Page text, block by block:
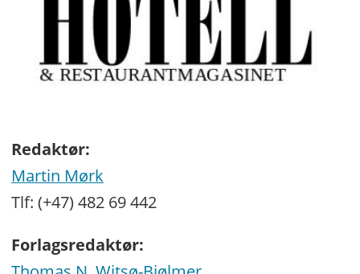
Redaktør:
Martin Mørk
Tlf: (+47) 482 69 442
Forlagsredaktør: